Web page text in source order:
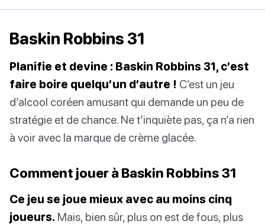
Baskin Robbins 31
Planifie et devine : Baskin Robbins 31, c’est
faire boire quelqu’un d’autre ! C’est un jeu
d’alcool coréen amusant qui demande un peu de
stratégie et de chance. Ne t’inquiète pas, ça n’a rien
à voir avec la marque de crème glacée.
Comment jouer à Baskin Robbins 31
Ce jeu se joue mieux avec au moins cinq
joueurs. Mais, bien sûr, plus on est de fous, plus